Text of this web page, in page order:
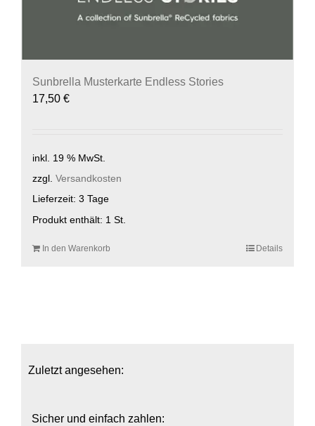
Sunbrella Musterkarte Endless Stories
17,50 €
inkl. 19 % MwSt.
zzgl. Versandkosten
Lieferzeit: 3 Tage
Produkt enthält: 1 St.
In den Warenkorb Details
Zuletzt angesehen:
Sicher und einfach zahlen: